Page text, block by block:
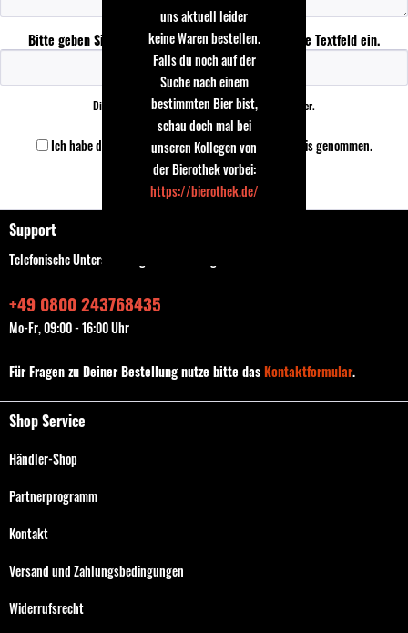
Bitte geben Sie die Zeichenfolge in das nachfolgende Textfeld ein.
Die mit einem * markierten Felder sind Pflichtfelder.
Ich habe die Datenschutzbestimmungenzur Kenntnis genommen.
Speichern
Support
Telefonische Unterstützung und Beratung unter:
+49 0800 243768435
Mo-Fr, 09:00 - 16:00 Uhr
Für Fragen zu Deiner Bestellung nutze bitte dasKontaktformular.
Shop Service
Händler-Shop
Partnerprogramm
Kontakt
Versand und Zahlungsbedingungen
Widerrufsrecht
uns aktuell leider
keine Waren bestellen.
Falls du noch auf der
Suche nach einem
bestimmten Bier bist,
schau doch mal bei
unseren Kollegen von
der Bierothek vorbei:
https://bierothek.de/